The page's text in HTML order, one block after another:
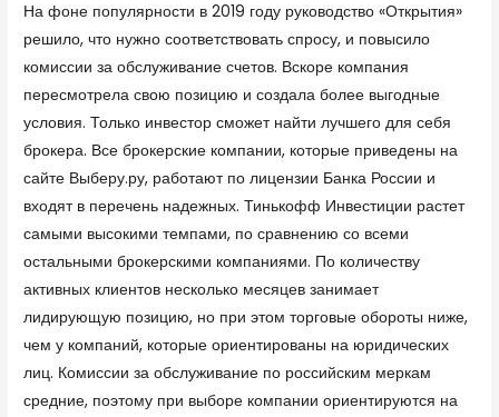
На фоне популярности в 2019 году руководство «Открытия»
решило, что нужно соответствовать спросу, и повысило
комиссии за обслуживание счетов. Вскоре компания
пересмотрела свою позицию и создала более выгодные
условия. Только инвестор сможет найти лучшего для себя
брокера. Все брокерские компании, которые приведены на
сайте Выберу.ру, работают по лицензии Банка России и
входят в перечень надежных. Тинькофф Инвестиции растет
самыми высокими темпами, по сравнению со всеми
остальными брокерскими компаниями. По количеству
активных клиентов несколько месяцев занимает
лидирующую позицию, но при этом торговые обороты ниже,
чем у компаний, которые ориентированы на юридических
лиц. Комиссии за обслуживание по российским меркам
средние, поэтому при выборе компании ориентируются на